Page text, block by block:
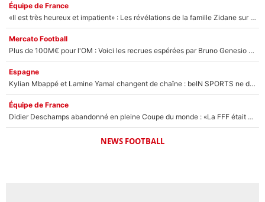
Équipe de France
«Il est très heureux et impatient» : Les révélations de la famille Zidane sur sa prise de pouvoir en équipe de France !
Mercato Football
Plus de 100M€ pour l'OM : Voici les recrues espérées par Bruno Genesio et Grégory Lorenzi après l’opération dégraissage
Espagne
Kylian Mbappé et Lamine Yamal changent de chaîne : beIN SPORTS ne digère pas cette décision historique et prédit un fiasco pour la Liga
Équipe de France
Didier Deschamps abandonné en pleine Coupe du monde : «La FFF était déjà passée à Zinedine Zidane»
NEWS FOOTBALL